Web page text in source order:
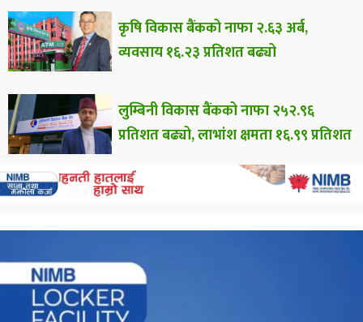
कृषि विकास बैंकको नाफा २.६३ अर्ब,
व्यवसाय १६.२३ प्रतिशत बढ्यो
लुम्बिनी विकास बैंकको नाफा २५२.९६
प्रतिशत बढ्यो, लाभांश क्षमता १६.९९ प्रतिशत